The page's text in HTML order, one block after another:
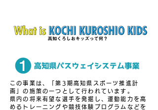
この事業は、「第3期高知県スポーツ推進計
画」の施策の一つとして行われています。
県内の将来有望な選手を発掘し、運動能力を高
めるトレーニングや競技体験プログラムなどを